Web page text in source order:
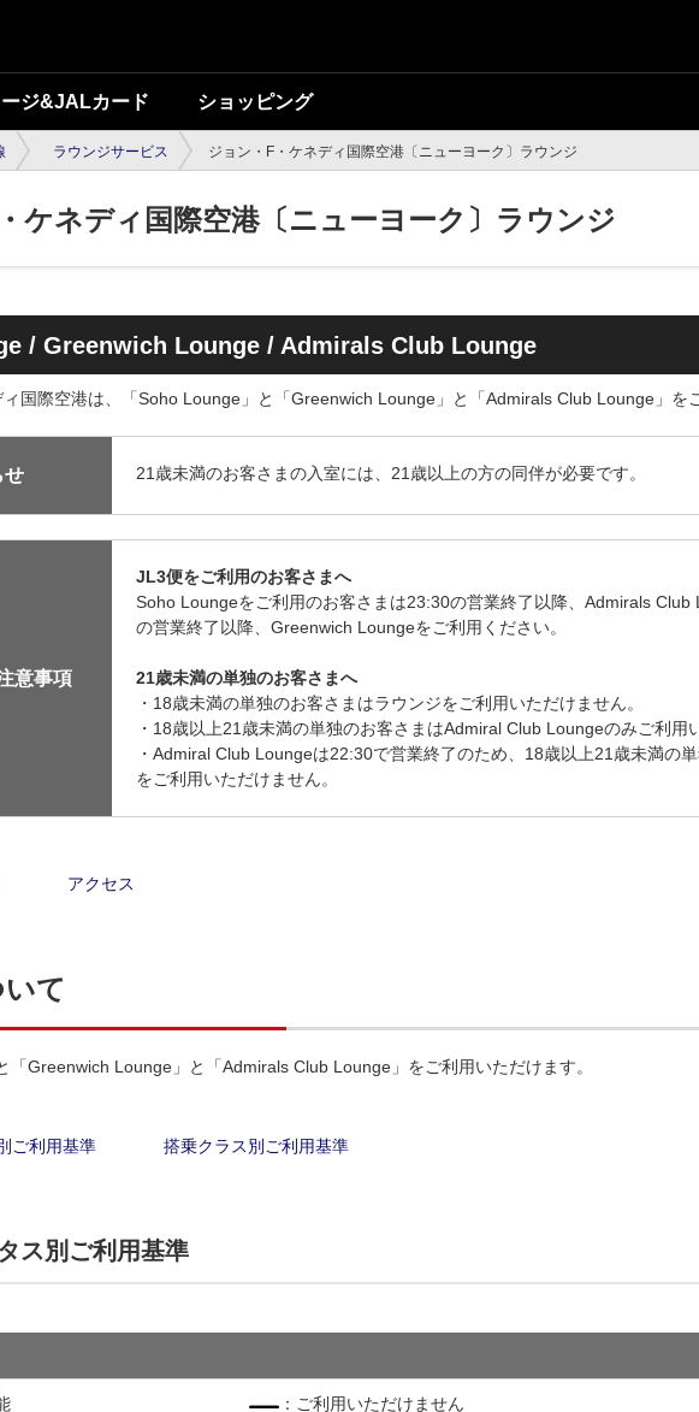
ジ&JALカード ショッピング
ラウンジサービス ジョン・F・ケネディ国際空港〔ニューヨーク〕ラウンジ
ケネディ国際空港〔ニューヨーク〕ラウンジ
/ Greenwich Lounge / Admirals Club Lounge
国際空港は、「Soho Lounge」と「Greenwich Lounge」と「Admirals Club Lounge」を
せ 21歳未満のお客さまの入室には、21歳以上の方の同伴が必要です。
意事項
JL3便をご利用のお客さまへ
Soho Loungeをご利用のお客さまは23:30の営業終了以降、Admirals
の営業終了以降、Greenwich Loungeをご利用ください。
21歳未満の単独のお客さまへ
・18歳未満の単独のお客さまはラウンジをご利用いただけません。
・18歳以上21歳未満の単独のお客さまはAdmiral Club Loungeのみご利用
・Admiral Club Loungeは22:30で営業終了のため、18歳以上21歳未満の
をご利用いただけません。
アクセス
て
「Greenwich Lounge」と「Admirals Club Lounge」をご利用いただけます。
ご利用基準 搭乗クラス別ご利用基準
ス別ご利用基準
：ご利用いただけません